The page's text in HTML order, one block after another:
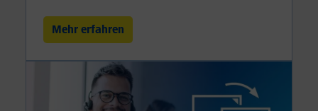
Mehr erfahren